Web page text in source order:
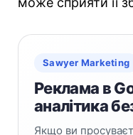
Sawyer Marketing
Реклама в
аналітика
Якщо ви